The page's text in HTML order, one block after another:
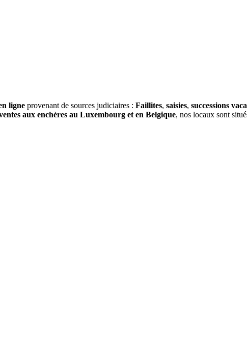
ligne provenant de sources judiciaires : Faillites, saisies, successions
aux enchères au Luxembourg et en Belgique, nos locaux sont